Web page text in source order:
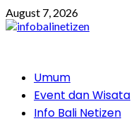
Skip
to
August 7, 2026
PrimaryUmum
Event dan Wisata
Info Bali Netizen